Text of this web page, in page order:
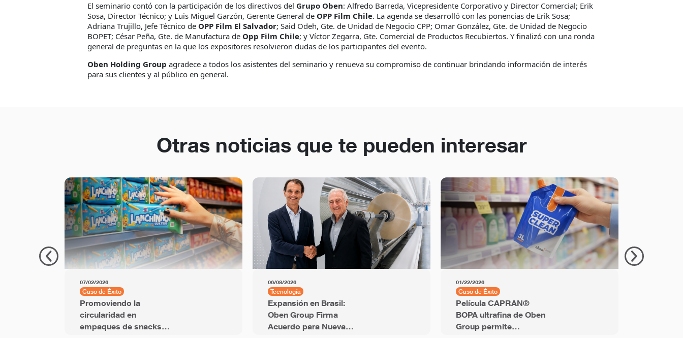
El seminario contó con la participación de los directivos del Grupo Oben: Alfredo Barreda, Vicepresidente Corporativo y Director Comercial; Erik
Sosa, Director Técnico; y Luis Miguel Garzón, Gerente General de OPP Film Chile. La agenda se desarrolló con las ponencias de Erik Sosa;
Adriana Trujillo, Jefe Técnico de OPP Film El Salvador; Said Odeh, Gte. de Unidad de Negocio CPP; Omar González, Gte. de Unidad de Negocio
BOPET; César Peña, Gte. de Manufactura de Opp Film Chile; y Víctor Zegarra, Gte. Comercial de Productos Recubiertos. Y finalizó con una ronda
general de preguntas en la que los expositores resolvieron dudas de los participantes del evento.
Oben Holding Group agradece a todos los asistentes del seminario y renueva su compromiso de continuar brindando información de interés
para sus clientes y al público en general.
Otras noticias que te pueden interesar
07/02/2026
Caso de Éxito
Promoviendo la
circularidad en
empaques de snacks
06/08/2026
Tecnología
Expansión en Brasil:
Oben Group Firma
Acuerdo para Nueva
01/22/2026
Caso de Éxito
Película CAPRAN®
BOPA ultrafina de Oben
Group permite